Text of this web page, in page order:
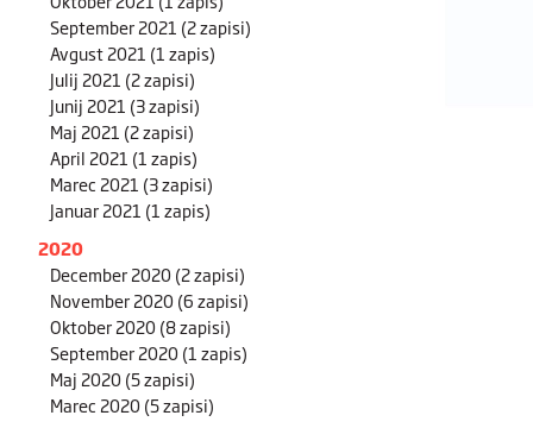
September 2021 (2 zapisi)
Avgust 2021 (1 zapis)
Julij 2021 (2 zapisi)
Junij 2021 (3 zapisi)
Maj 2021 (2 zapisi)
April 2021 (1 zapis)
Marec 2021 (3 zapisi)
Januar 2021 (1 zapis)
2020
December 2020(2 zapisi)
November 2020(6 zapisi)
Oktober 2020(8 zapisi)
September 2020(1 zapis)
Maj 2020(5 zapisi)
Marec 2020(5 zapisi)